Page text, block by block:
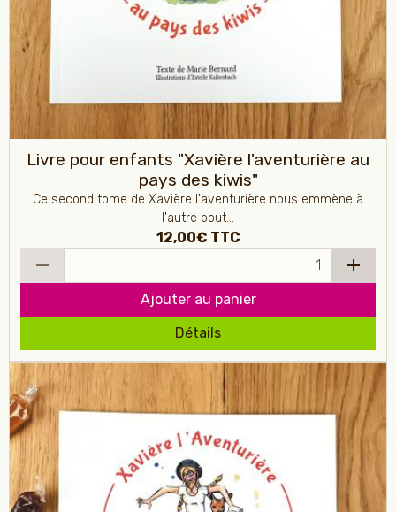
Livre pour enfants "Xavière l'aventurière au
pays des kiwis"
Ce second tome de Xavière l'aventurière nous emmène à
l'autre bout...
12,00€ TTC
Ajouter au panier
Détails